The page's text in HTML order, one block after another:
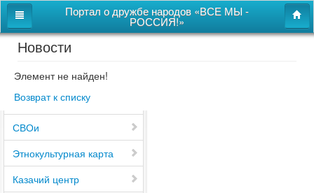
Портал о дружбе народов «ВСЕ МЫ -
РОССИЯ!»
Главная
Дом дружбы народов
Новости
СВОи
Этнокультурная карта
Казачий центр
Новости
Элемент не найден!
Возврат к списку